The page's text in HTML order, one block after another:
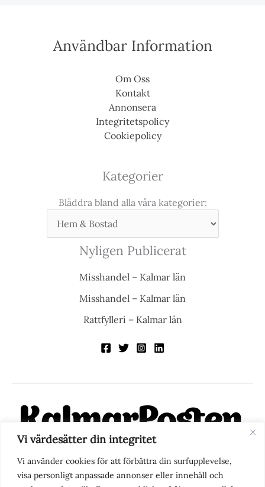
Vi värdesätter din integritet
Vi använder cookies för att förbättra din surfupplevelse,
visa personligt anpassade annonser eller innehåll och
Användbar Information
Om Oss
Kontakt
Annonsera
Integritetspolicy
Cookiepolicy
Kategorier
Bläddra bland alla våra kategorier:
Nyligen Publicerat
Misshandel – Kalmar län
Misshandel – Kalmar län
Rattfylleri – Kalmar län
KalmarPosten är en modern lokalnyhetstidning på nätet. Med
fokus på Kalmarregionen, men också med blick för det större
perspektivet, vill vi vara din självklara kanal för nyheter,